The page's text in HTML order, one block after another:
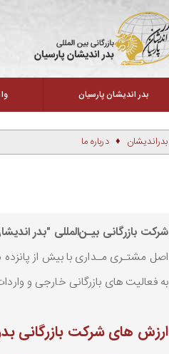
بدر اندیشان پارسیان
بدراندیشان درباره ما
شرکت بازرگانی بیـن‌المللی "بدر
اصل مشتـری مـداری با بیش از
به فعالیت های بازرگانی خارجی و
ارزش های شرکت بازرگانی